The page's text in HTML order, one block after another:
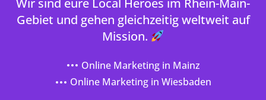
Gebiet und gehen gleichzeitig weltweit auf
Mission.
Online Marketing in Mainz
Online Marketing in Wiesbaden